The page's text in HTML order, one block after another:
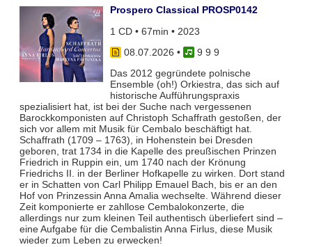
Prospero Classical PROSP0142
1 CD • 67min • 2023
08.07.2026 •
9 9 9
Das 2012 gegründete polnische
Ensemble (oh!) Orkiestra, das sich auf
historische Aufführungspraxis
spezialisiert hat, ist bei der Suche nach vergessenen
Barockkomponisten auf Christoph Schaffrath gestoßen, der
sich vor allem mit Musik für Cembalo beschäftigt hat.
Schaffrath (1709 – 1763), in Hohenstein bei Dresden
geboren, trat 1734 in die Kapelle des preußischen Prinzen
Friedrich in Ruppin ein, um 1740 nach der Krönung
Friedrichs II. in der Berliner Hofkapelle zu wirken. Dort stand
er in Schatten von Carl Philipp Emauel Bach, bis er an den
Hof von Prinzessin Anna Amalia wechselte. Während dieser
Zeit komponierte er zahllose Cembalokonzerte, die
allerdings nur zum kleinen Teil authentisch überliefert sind –
eine Aufgabe für die Cembalistin Anna Firlus, diese Musik
wieder zum Leben zu erwecken!